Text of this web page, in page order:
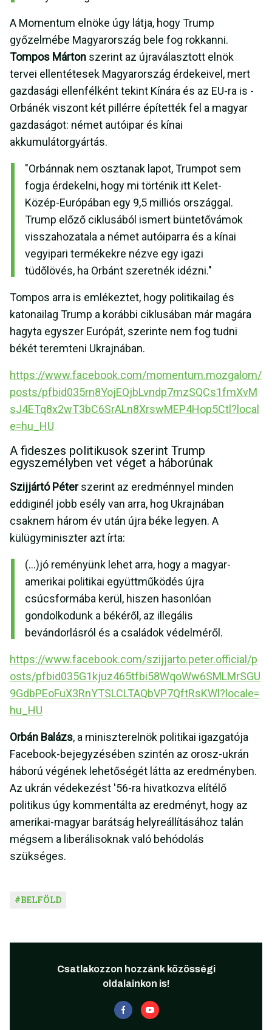
A Momentum elnöke úgy látja, hogy Trump
győzelmébe Magyarország bele fog rokkanni.
Tompos Márton szerint az újraválasztott elnök
tervei ellentétesek Magyarország érdekeivel, mert
gazdasági ellenfélként tekint Kínára és az EU-ra is -
Orbánék viszont két pillérre építették fel a magyar
gazdaságot: német autóipar és kínai
akkumulátorgyártás.
"Orbánnak nem osztanak lapot, Trumpot sem
fogja érdekelni, hogy mi történik itt Kelet-
Közép-Európában egy 9,5 milliós országgal.
Trump előző ciklusából ismert büntetővámok
visszahozatala a német autóiparra és a kínai
vegyipari termékekre nézve egy igazi
tüdőlövés, ha Orbánt szeretnék idézni."
Tompos arra is emlékeztet, hogy politikailag és
katonailag Trump a korábbi ciklusában már magára
hagyta egyszer Európát, szerinte nem fog tudni
békét teremteni Ukrajnában.
https://www.facebook.com/momentum.mozgalom/
posts/pfbid035rn8YojEQjbLvndp7mzSQCs1fmXvM
sJ4ETq8x2wT3bC6SrALn8XrswMEP4Hop5Ctl?local
e=hu_HU
A fideszes politikusok szerint Trump
egyszemélyben vet véget a háborúnak
Szijjártó Péterszerint az eredménnyel minden
eddiginél jobb esély van arra, hog Ukrajnában
csaknem három év után újra béke legyen. A
külügyminiszter azt írta:
(...)jó reményünk lehet arra, hogy a magyar-
amerikai politikai együttműködés újra
csúcsformába kerül, hiszen hasonlóan
gondolkodunk a békéről, az illegális
bevándorlásról és a családok védelméről.
https://www.facebook.com/szijjarto.peter.official/p
osts/pfbid035G1kjuz465tfbi58WqoWw6SMLMrSGU
9GdbPEoFuX3RnYTSLCLTAQbVP7QftRsKWl?locale=
hu_HU
Orbán Balázs, a miniszterelnök politikai igazgatója
Facebook-bejegyzésében szintén az orosz-ukrán
háború végének lehetőségét látta az eredményben.
Az ukrán védekezést '56-ra hivatkozva elítélő
politikus úgy kommentálta az eredményt, hogy az
amerikai-magyar barátság helyreállításához talán
mégsem a liberálisoknak való behódolás
szükséges.
#BELFÖLD
Csatlakozzon hozzánk közösségi
oldalainkon is!